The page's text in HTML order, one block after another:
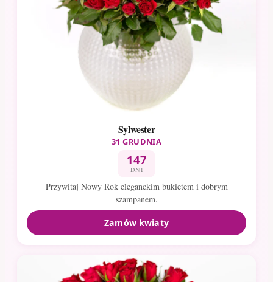
Sylwester
31 GRUDNIA
147
DNI
Przywitaj Nowy Rok eleganckim bukietem i dobrym
szampanem.
Zamów kwiaty